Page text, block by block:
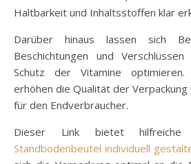
Haltbarkeit und Inhaltsstoffen klar
Darüber hinaus lassen sich
Beschichtungen und
Schutz der Vitamine optimieren.
erhöhen die Qualität der
für den Endverbraucher.
Dieser Link bietet hilfreiche
Standbodenbeutel individuell